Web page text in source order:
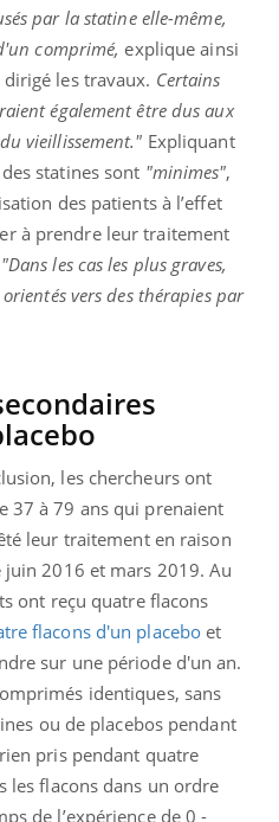
par la statine elle-même,
comprimé, explique ainsi
les travaux. Certains
également être dus aux
vieillissement." Expliquant
statines sont "minimes",
des patients à l’effet
à prendre leur traitement
"Dans les cas les plus graves,
vers des thérapies par
les chercheurs ont
37 à 79 ans qui prenaient
leur traitement en raison
2016 et mars 2019. Au
ont reçu quatre flacons
flacons d'un placebo et
sur une période d'un an.
identiques, sans
ou de placebos pendant
pris pendant quatre
les flacons dans un ordre
de l’expérience de 0 -